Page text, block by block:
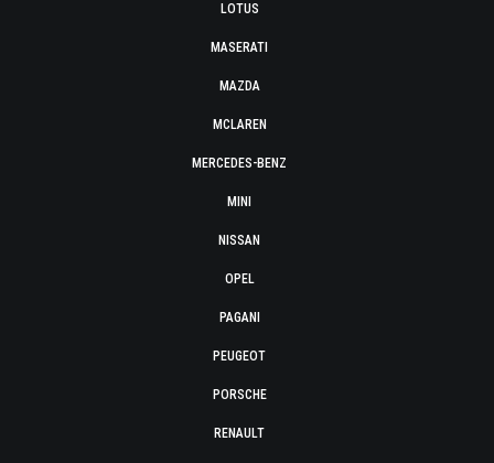
LOTUS
MASERATI
MAZDA
MCLAREN
MERCEDES-BENZ
MINI
NISSAN
OPEL
PAGANI
PEUGEOT
PORSCHE
RENAULT